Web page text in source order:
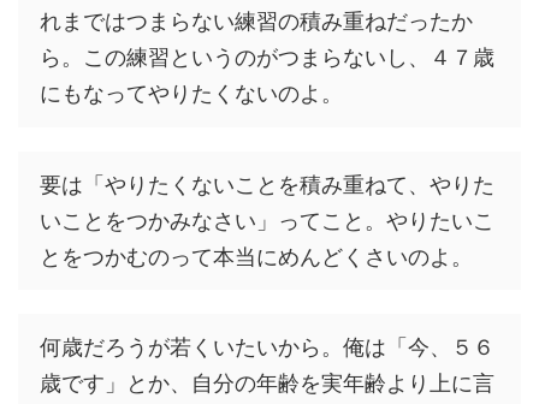
れまではつまらない練習の積み重ねだったか
ら。この練習というのがつまらないし、４７歳
にもなってやりたくないのよ。
要は「やりたくないことを積み重ねて、やりた
いことをつかみなさい」ってこと。やりたいこ
とをつかむのって本当にめんどくさいのよ。
何歳だろうが若くいたいから。俺は「今、５６
歳です」とか、自分の年齢を実年齢より上に言